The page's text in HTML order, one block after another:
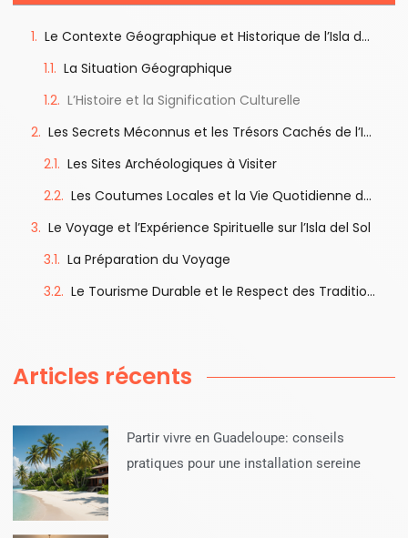
Le Contexte Géographique et Historique de l’Isla del Sol
La Situation Géographique
L’Histoire et la Signification Culturelle
Les Secrets Méconnus et les Trésors Cachés de l’Isla del Sol
Les Sites Archéologiques à Visiter
Les Coutumes Locales et la Vie Quotidienne des Habitants
Le Voyage et l’Expérience Spirituelle sur l’Isla del Sol
La Préparation du Voyage
Le Tourisme Durable et le Respect des Traditions Locales
Articles récents
Partir vivre en Guadeloupe: conseils
pratiques pour une installation sereine